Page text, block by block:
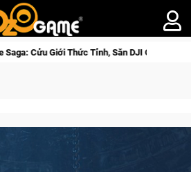
Thức Tỉnh, Săn DJI Osmo Pocket 3 Ngay Hôm